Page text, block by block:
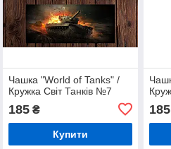
Чашка "World of Tanks" /
Кружка Світ Танків №7
185₴
Купити
185